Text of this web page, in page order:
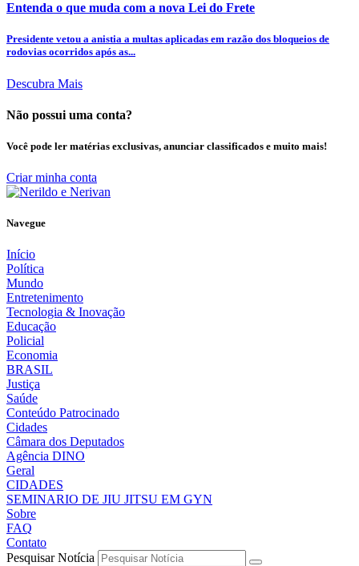
Entenda o que muda com a nova Lei do Frete
Presidente vetou a anistia a multas aplicadas em razão dos bloqueios de
rodovias ocorridos após as...
Descubra Mais
Não possui uma conta?
Você pode ler matérias exclusivas, anunciar classificados e muito mais!
Criar minha conta
Navegue
Início
Política
Mundo
Entretenimento
Tecnologia & Inovação
Educação
Policial
Economia
BRASIL
Justiça
Saúde
Conteúdo Patrocinado
Cidades
Câmara dos Deputados
Agência DINO
Geral
CIDADES
SEMINARIO DE JIU JITSU EM GYN
Sobre
FAQ
Contato
Pesquisar Notícia